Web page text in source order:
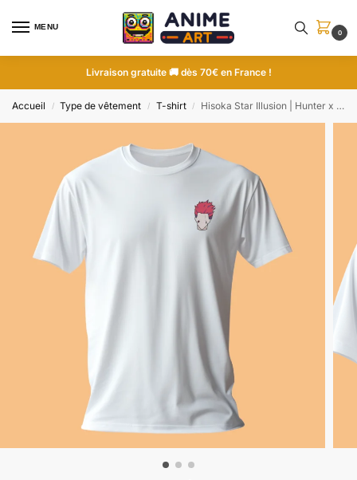
MENU
0
Livraison gratuite 🚚 dès 70€ en France !
Accueil / Type de vêtement / T-shirt / Hisoka Star Illusion | Hunter x Hunter | T-shirt brodé